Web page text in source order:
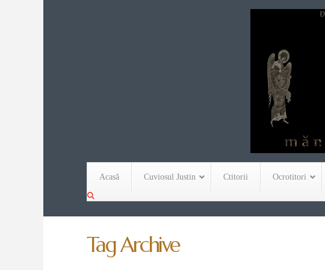
Acasă Cuviosul Justin Ctitorii Ocrotitori
Tag Archive